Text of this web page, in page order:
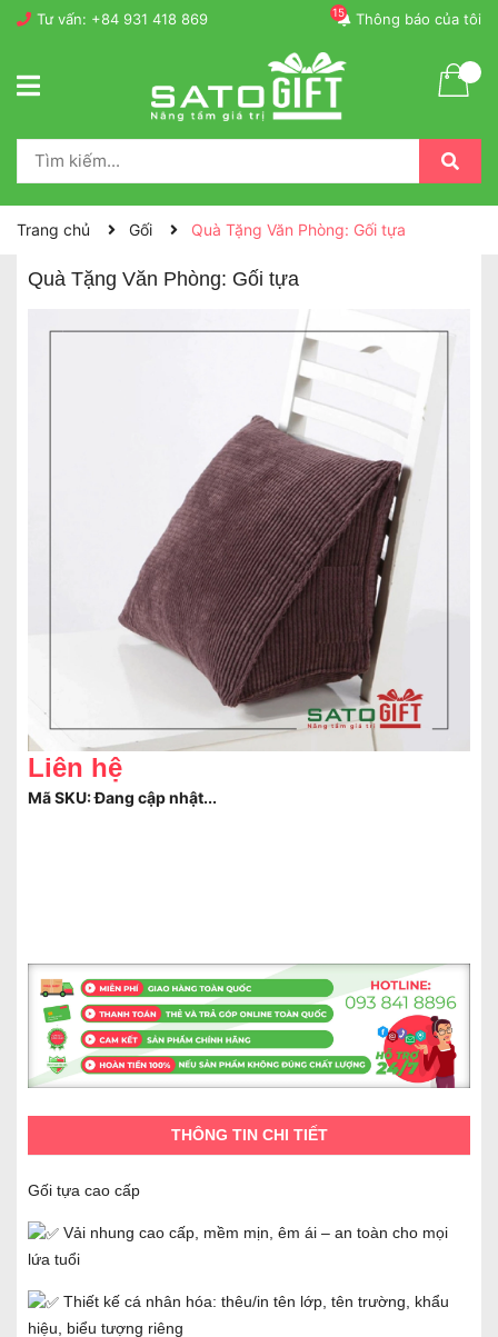
Tư vấn: +84 931 418 869 Thông báo của tôi
15
Trang chủ Gối Quà Tặng Văn Phòng: Gối tựa
Quà Tặng Văn Phòng: Gối tựa
Liên hệ
Mã SKU:Đang cập nhật...
THÔNG TIN CHI TIẾT
Gối tựa cao cấp
Vải nhung cao cấp, mềm mịn, êm ái – an toàn cho mọi
lứa tuổi
Thiết kế cá nhân hóa: thêu/in tên lớp, tên trường, khẩu
hiệu, biểu tượng riêng